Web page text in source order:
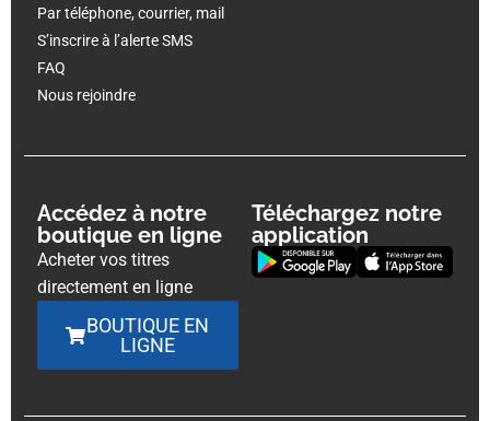
Par téléphone, courrier, mail
S’inscrire à l’alerte SMS
FAQ
Nous rejoindre
Accédez à notre
boutique en ligne
Acheter vos titres
directement en ligne
BOUTIQUE EN
LIGNE
Téléchargez notre
application